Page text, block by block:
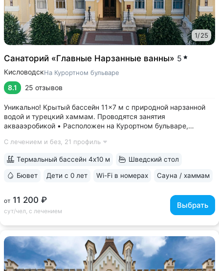
1/25
Санаторий «Главные Нарзанные ванны» 5
КисловодскНа Курортном бульваре
8.1 25 отзывов
Уникально! Крытый бассейн 11×7 м с природной нарзанной
водой и турецкий хаммам. Проводятся занятия
аквааэробикой • Расположен на Курортном бульваре,
Главные нарзанные ванны — памятник архитектуры
С лечением и без, 21 профиль
от 11 200 ₽
сут/чел, с лечением
Выбрать
Термальный бассейн 4х10 м Шведский стол
Бювет Дети с 0 лет Wi-Fi в номерах Сауна / хаммам